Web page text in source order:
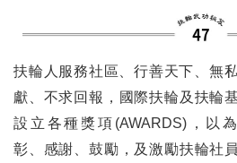
2026年扶輪攝影獎平凡中的不平凡今
新地帶結構 ── 常見問答
家族傳統 新鮮烘焙
多語人才
扶輪人服務社區、行善天下、無
獻、不求回報，國際扶輪及扶輪
設立各種獎項(AWARDS)，以
彰、感謝、鼓勵，及激勵扶輪社